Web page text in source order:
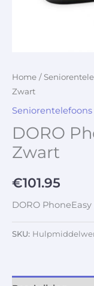
Home /
Zwart
Seniorentelefoons
DORO
Zwart
€101.95
DORO PhoneEasy
SKU: